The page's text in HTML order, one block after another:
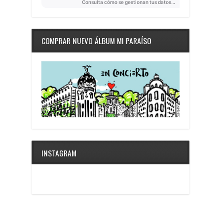
COMPRAR NUEVO ÁLBUM MI PARAÍSO
INSTAGRAM